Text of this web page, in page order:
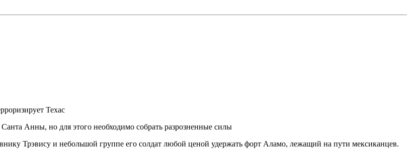
Техас
Анны, но для этого необходимо собрать разрозненные силы
Трэвису и небольшой группе его солдат любой ценой удержать форт Аламо, лежащий на пути мексиканцев.